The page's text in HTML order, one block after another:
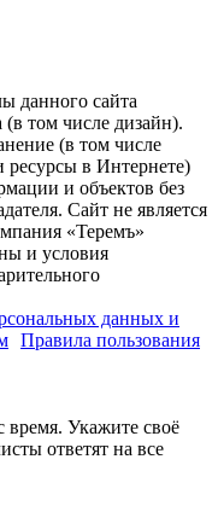
данного сайта
(в том числе дизайн).
(в том числе
ресурсы в Интернете)
и объектов без
Cайт не является
«Теремъ»
и условия
данных и
Правила пользования
время. Укажите своё
ответят на все